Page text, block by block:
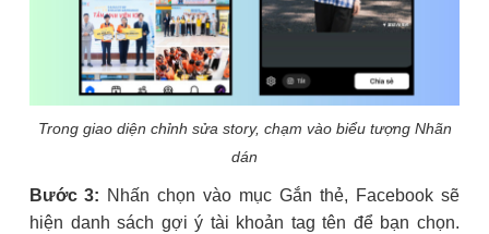
Trong giao diện chỉnh sửa story, chạm vào biểu tượng Nhãn
dán
Bước 3: Nhấn chọn vào mục Gắn thẻ, Facebook sẽ
hiện danh sách gợi ý tài khoản tag tên để bạn chọn.